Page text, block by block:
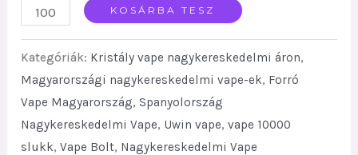
Uwin
10k
Wholesale
Vape
Good
KOSÁRBA TESZ
Kategóriák: Kristály vape nagykereskedelmi áron,
Magyarországi nagykereskedelmi vape-ek, Forró
Vape Magyarország,Spanyolország
Nagykereskedelmi Vape, Uwin vape,vape 10000
slukk,Vape Bolt, Nagykereskedelmi Vape